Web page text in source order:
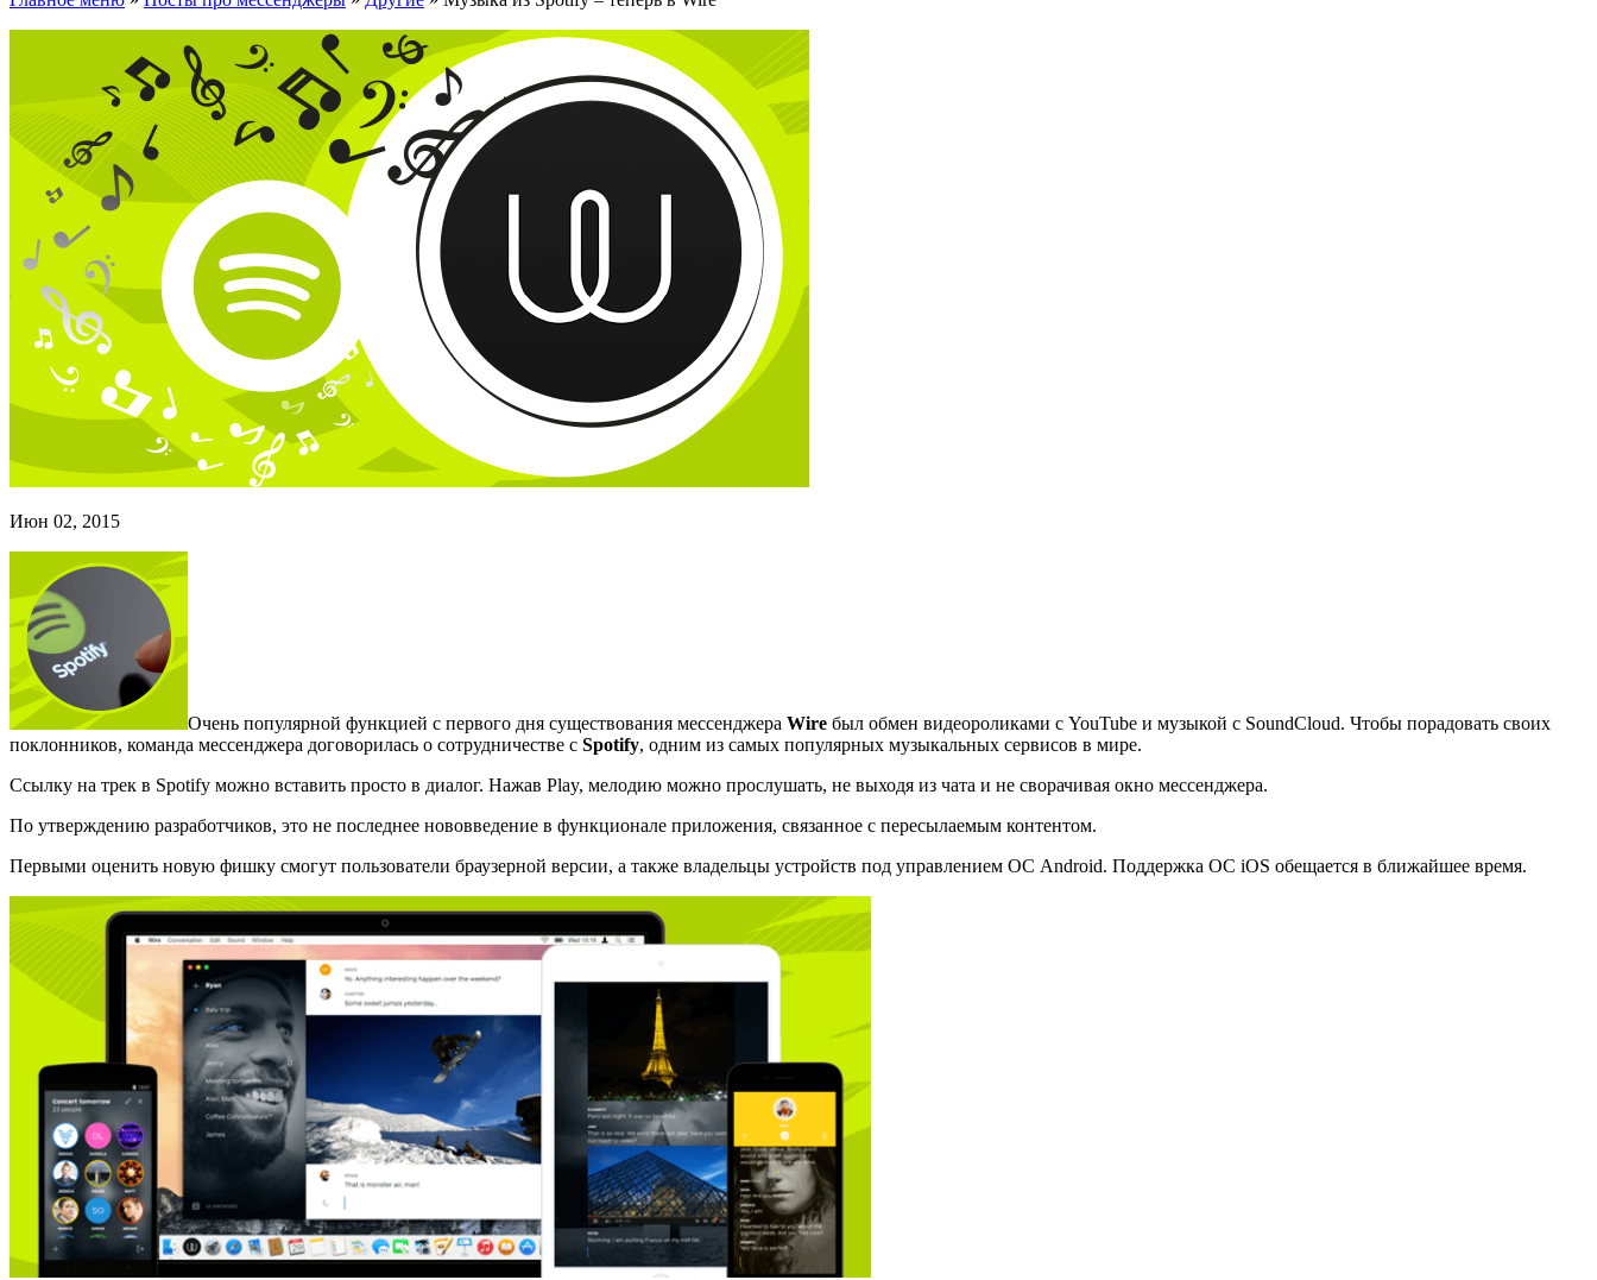
Июн 02, 2015
Очень популярной функцией с первого дня существования мессенджера Wire был обмен видеороликами с YouTube и музыкой с SoundCloud. Чтобы порадовать своих
поклонников, команда мессенджера договорилась о сотрудничестве с Spotify, одним из самых популярных музыкальных сервисов в мире.
Ссылку на трек в Spotify можно вставить просто в диалог. Нажав Play, мелодию можно прослушать, не выходя из чата и не сворачивая окно мессенджера.
По утверждению разработчиков, это не последнее нововведение в функционале приложения, связанное с пересылаемым контентом.
Первыми оценить новую фишку смогут пользователи браузерной версии, а также владельцы устройств под управлением ОС Android. Поддержка ОС iOS обещается в ближайшее время.